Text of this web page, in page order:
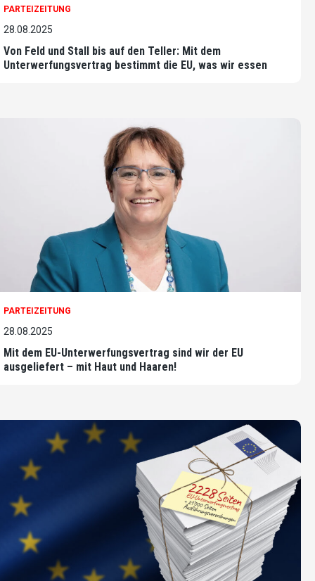
PARTEIZEITUNG
28.08.2025
Von Feld und Stall bis auf den Teller: Mit dem
Unterwerfungsvertrag bestimmt die EU, was wir essen
PARTEIZEITUNG
28.08.2025
Mit dem EU-Unterwerfungsvertrag sind wir der EU
ausgeliefert – mit Haut und Haaren!